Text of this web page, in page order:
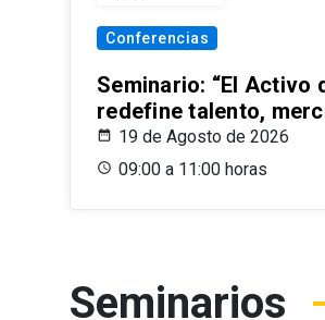
Conferencias
Seminario: “El Activo
redefine talento,
19 de Agosto de 2026
09:00 a 11:00 horas
Seminarios